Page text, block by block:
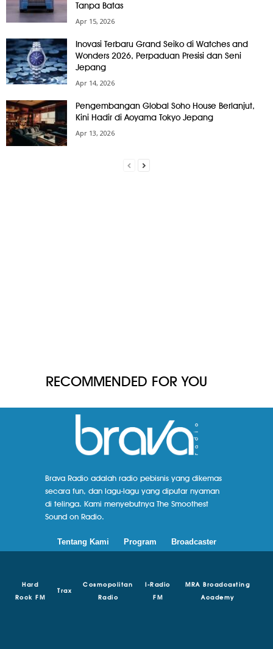
Tanpa Batas
Apr 15, 2026
Inovasi Terbaru Grand Seiko di Watches and
Wonders 2026, Perpaduan Presisi dan Seni
Jepang
Apr 14, 2026
Pengembangan Global Soho House Berlanjut,
Kini Hadir di Aoyama Tokyo Jepang
Apr 13, 2026
RECOMMENDED FOR YOU
Brava Radio adalah radio pebisnis yang dikemas
secara fun, dan lagu-lagu yang diputar nyaman
di telinga. Kami menyebutnya The Smoothest
Sound on Radio.
Tentang Kami Program Broadcaster
Hard
Rock FM
Trax
Cosmopolitan
Radio
I-Radio
FM
MRA Broadcasting
Academy